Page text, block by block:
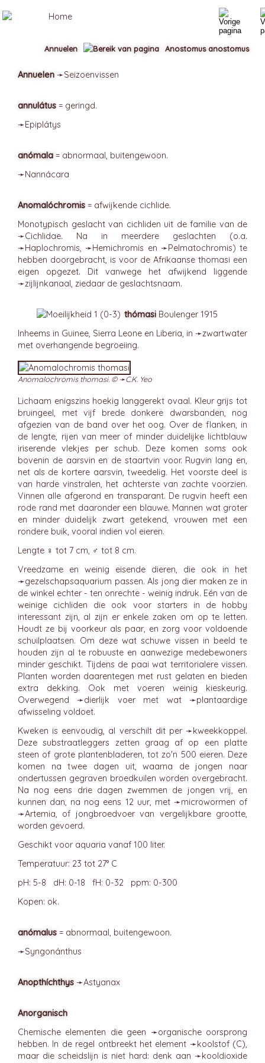
Annuelen ➛Seizoenvissen
annulátus = geringd.
➛Epiplátys
anómala = abnormaal, buitengewoon.
➛Nannácara
Anomalóchromis = afwijkende cichlide.
Monotypisch geslacht van cichliden uit de familie van de
➛Cichlidae. Na in meerdere geslachten (o.a.
➛Haplochromis, ➛Hemichromis en ➛Pelmatochromis) te
hebben doorgebracht, is voor de Afrikaanse thomasi een
eigen opgezet. Dit vanwege het afwijkend liggende
➛zijlijnkanaal, ziedaar de geslachtsnaam.
thómasi Boulenger 1915
Inheems in Guinee, Sierra Leone en Liberia, in ➛zwartwater
met overhangende begroeiing.
Anomalochromis thomasi. © ➛C.K. Yeo
Lichaam enigszins hoekig langgerekt ovaal. Kleur grijs tot
bruingeel, met vijf brede donkere dwarsbanden, nog
afgezien van de band over het oog. Over de flanken, in
de lengte, rijen van meer of minder duidelijke lichtblauw
iriserende vlekjes per schub. Deze komen soms ook
bovenin de aarsvin en de staartvin voor. Rugvin lang en,
net als de kortere aarsvin, tweedelig. Het voorste deel is
van harde vinstralen, het achterste van zachte voorzien.
Vinnen alle afgerond en transparant. De rugvin heeft een
rode rand met daaronder een blauwe. Mannen wat groter
en minder duidelijk zwart getekend, vrouwen met een
rondere buik, vooral indien vol eieren.
Lengte ♀ tot 7 cm, ♂ tot 8 cm.
Vreedzame en weinig eisende dieren, die ook in het
➛gezelschapsaquarium passen. Als jong dier maken ze in
de winkel echter - ten onrechte - weinig indruk. Eén van de
weinige cichliden die ook voor starters in de hobby
interessant zijn, al zijn er enkele zaken om op te letten.
Houdt ze bij voorkeur als paar, en zorg voor voldoende
schuilplaatsen. Om deze wat schuwe vissen in beeld te
houden zijn al te robuuste en aanwezige medebewoners
minder geschikt. Tijdens de paai wat territorialere vissen.
Planten worden daarentegen met rust gelaten en bieden
extra dekking. Ook met voeren weinig kieskeurig.
Overwegend ➛dierlijk voer met wat ➛plantaardige
afwisseling voldoet.
Kweken is eenvoudig, al verschilt dit per ➛kweekkoppel.
Deze substraatleggers zetten graag af op een platte
steen of grote plantenbladeren, tot zo'n 500 eieren. Deze
komen na twee dagen uit, waarna de jongen naar
ondertussen gegraven broedkuilen worden overgebracht.
Na nog eens drie dagen zwemmen de jongen vrij, en
kunnen dan, na nog eens 12 uur, met ➛microwormen of
➛Artemia, of jongbroedvoer van vergelijkbare grootte,
worden gevoerd.
Geschikt voor aquaria vanaf 100 liter.
Temperatuur: 23 tot 27° C
pH: 5-8 dH: 0-18 fH: 0-32 ppm: 0-300
Kopen: ok.
anómalus = abnormaal, buitengewoon.
➛Syngonánthus
Anopthíchthys ➛Astyanax
Anorganisch
Chemische elementen die geen ➛organischeoorsprong
hebben. In de regel ontbreekt het element ➛koolstof(C),
maar die scheidslijn is niet hard: denk aan ➛kooldioxide
Annuelen Anostomus anostomus